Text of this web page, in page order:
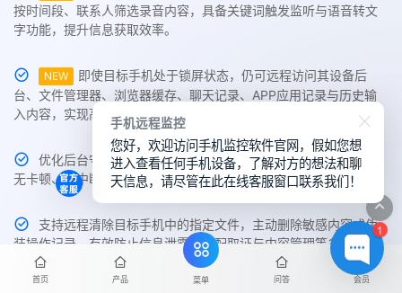
按时间段、联系人筛选录音内容，具备关键词触发监听与语音转文
字功能，提升信息获取效率。
NEW
即使目标手机处于锁屏状态，仍可远程访问其设备后
台、文件管理器、浏览器缓存、聊天记录、APP应用记录与历史输
入内容，实现高效数据采集与持续监控。
优化后台守护进程，在低电量与节电模式下仍保持稳定运行，
无卡顿、不中断，确保持续数据上传与监控不掉线。
支持远程清除目标手机中的指定文件，主动删除敏感内容或伪
装操作记录，有效防止信息泄露，适配取证与内容管理等多种需
求。
首页 产品 菜单 问答 会员
1
手机远程监控
您好，欢迎访问手机监控软件官网，假如您想
进入查看任何手机设备，了解对方的想法和聊
天信息，请尽管在此在线客服窗口联系我们！